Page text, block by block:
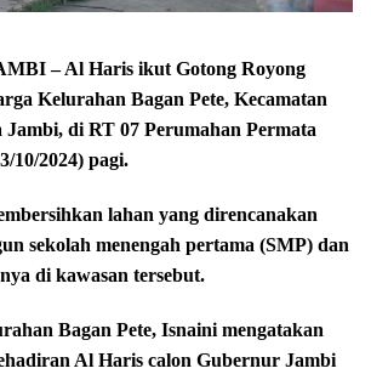
– Al Haris ikut Gotong Royong
Kelurahan Bagan Pete, Kecamatan
di RT 07 Perumahan Permata
10/2024) pagi.
lahan yang direncanakan
sekolah menengah pertama (SMP) dan
di kawasan tersebut.
Bagan Pete, Isnaini mengatakan
Al Haris calon Gubernur Jambi